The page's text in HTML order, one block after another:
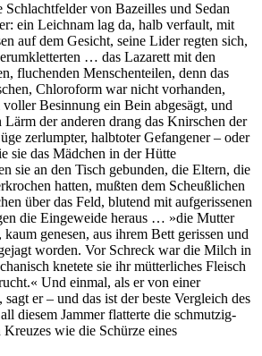
von Bazeilles und Sedan
ein Leichnam lag da, halb verfault, mit
auf dem Gesicht, seine Lider regten sich,
… das Lazarett mit den
fluchenden Menschenteilen, denn das
Chloroform war nicht vorhanden,
Besinnung ein Bein abgesägt, und
der anderen drang das Knirschen der
zerlumpter, halbtoter Gefangener – oder
sie das Mädchen in der Hütte
sie an den Tisch gebunden, die Eltern, die
hatten, mußten dem Scheußlichen
über das Feld, blutend mit aufgerissenen
die Eingeweide heraus … »die Mutter
genesen, aus ihrem Bett gerissen und
worden. Vor Schreck war die Milch in
knetete sie ihr mütterliches Fleisch
Und einmal, als er von einer
er – und das ist der beste Vergleich des
diesem Jammer flatterte die schmutzig-
wie die Schürze eines